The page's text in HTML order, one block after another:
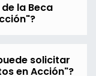
la Beca
solicitar
en Acción"?